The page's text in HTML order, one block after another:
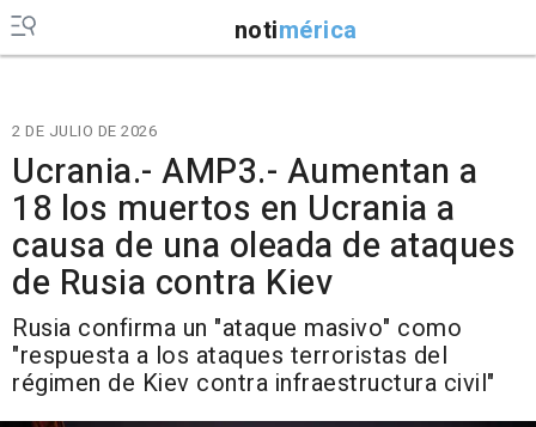
notimérica
2 DE JULIO DE 2026
Ucrania.- AMP3.- Aumentan a
18 los muertos en Ucrania a
causa de una oleada de ataques
de Rusia contra Kiev
Rusia confirma un "ataque masivo" como
"respuesta a los ataques terroristas del
régimen de Kiev contra infraestructura civil"